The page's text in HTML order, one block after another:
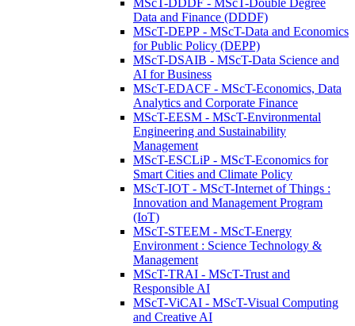
MScT-DDDF - MScT-Double Degree
Data and Finance (DDDF)
MScT-DEPP - MScT-Data and Economics
for Public Policy (DEPP)
MScT-DSAIB - MScT-Data Science and
AI for Business
MScT-EDACF - MScT-Economics, Data
Analytics and Corporate Finance
MScT-EESM - MScT-Environmental
Engineering and Sustainability
Management
MScT-ESCLiP - MScT-Economics for
Smart Cities and Climate Policy
MScT-IOT - MScT-Internet of Things :
Innovation and Management Program
(IoT)
MScT-STEEM - MScT-Energy
Environment : Science Technology &
Management
MScT-TRAI - MScT-Trust and
Responsible AI
MScT-ViCAI - MScT-Visual Computing
and Creative AI